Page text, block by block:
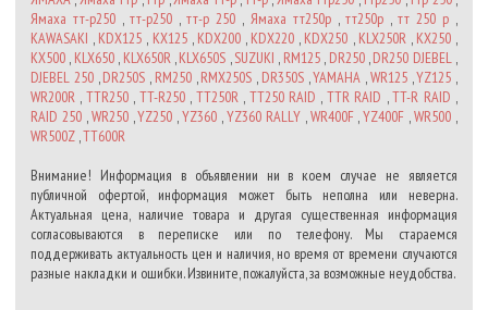
Ямаха тт-р250 ,тт-р250 ,тт-р 250 , Ямаха тт250р, тт250р, тт 250 р,
KAWASAKI , KDX125 , KX125, KDX200, KDX220 , KDX250 , KLX250R, KX250,
KX500 , KLX650, KLX650R,KLX650S ,SUZUKI , RM125, DR250,DR250 DJEBEL,
DJEBEL 250,DR250S , RM250,RMX250S , DR350S,YAMAHA ,WR125,YZ125 ,
WR200R , TTR250, TT-R250, TT250R, TT250 RAID , TTR RAID ,TT-R RAID ,
RAID 250,WR250,YZ250 ,YZ360 ,YZ360 RALLY,WR400F,YZ400F ,WR500 ,
WR500Z ,TT600R
Внимание! Информация в объявлении ни в коем случае не является
публичной офертой, информация может быть неполна или неверна.
Актуальная цена, наличие товара и другая существенная информация
согласовываются в переписке или по телефону. Мы стараемся
поддерживать актуальность цен и наличия, но время от времени случаются
разные накладки и ошибки. Извините, пожалуйста, за возможные неудобства.